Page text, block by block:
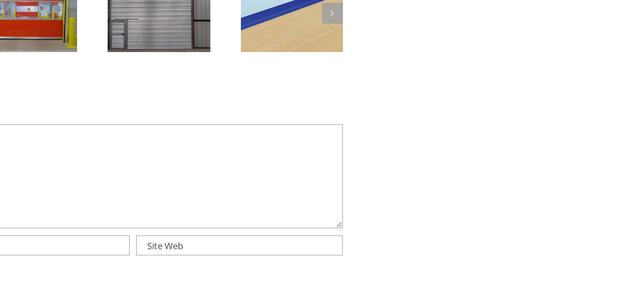
Beneficiile rulourilor
industriale
Versatilitatea usilor
NOVOLAM